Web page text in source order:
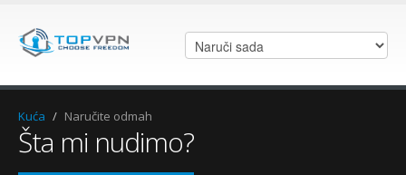
Kuća / Naručite odmah
Šta mi nudimo?